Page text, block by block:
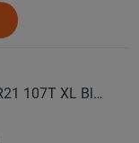
BRIDGESTONE Автошина 275/40 R21 107T XL Blizzak DM-V3 зима